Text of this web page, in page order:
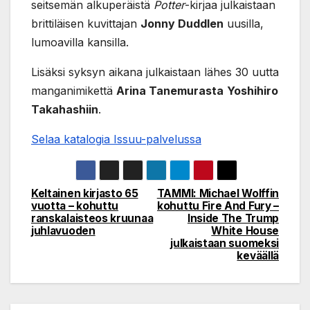
seitsemän alkuperäistä Potter-kirjaa julkaistaan
brittiläisen kuvittajan Jonny Duddlen uusilla,
lumoavilla kansilla.
Lisäksi syksyn aikana julkaistaan lähes 30 uutta
manganimikettä Arina Tanemurasta Yoshihiro
Takahashiin.
Selaa katalogia Issuu-palvelussa
Post
navigation
TAMMI: Michael Wolffin
kohuttu Fire And Fury –
Inside The Trump
White House
julkaistaan suomeksi
keväällä
Keltainen kirjasto 65
vuotta – kohuttu
ranskalaisteos kruunaa
juhlavuoden